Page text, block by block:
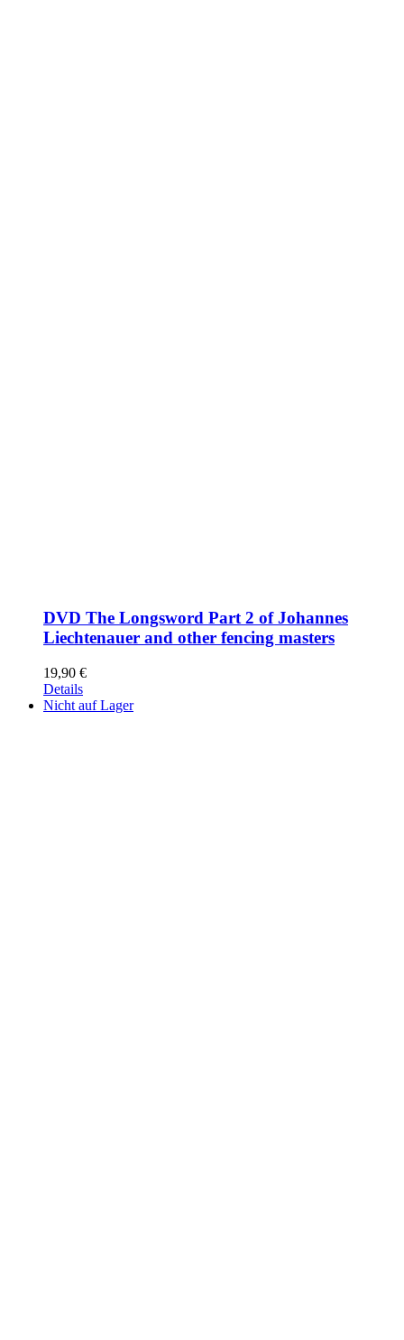
DVD The Longsword Part 2 of Johannes
Liechtenauer and other fencing masters
19,90 €
Details
Nicht auf Lager